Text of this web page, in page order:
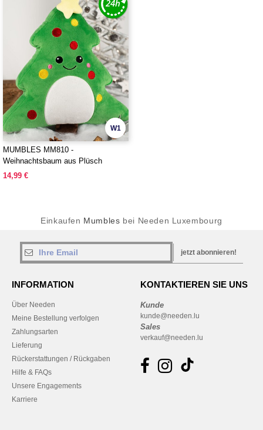
W1
MUMBLES MM810 -
Weihnachtsbaum aus Plüsch
14,99 €
Einkaufen Mumbles bei Needen Luxembourg
jetzt abonnieren!
INFORMATION
Über Needen
Meine Bestellung verfolgen
Zahlungsarten
Lieferung
Rückerstattungen / Rückgaben
Hilfe & FAQs
Unsere Engagements
Karriere
KONTAKTIEREN SIE UNS
Kunde
kunde@needen.lu
Sales
verkauf@needen.lu